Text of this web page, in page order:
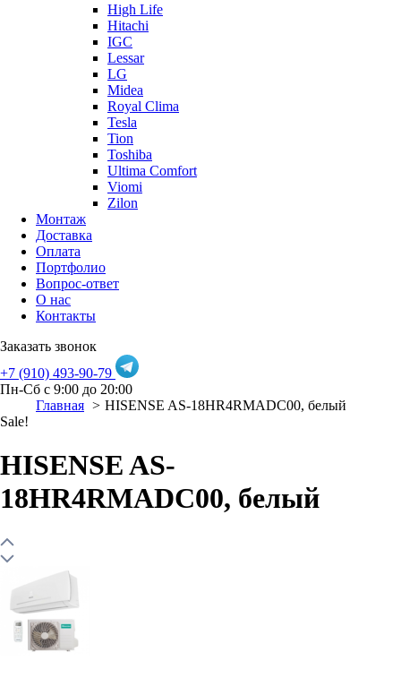
High Life
Hitachi
IGC
Lessar
LG
Midea
Royal Clima
Tesla
Tion
Toshiba
Ultima Comfort
Viomi
Zilon
Монтаж
Доставка
Оплата
Портфолио
Вопрос-ответ
О нас
Контакты
Заказать звонок
+7 (910) 493-90-79
Пн-Сб с 9:00 до 20:00
Главная
HISENSE AS-18HR4RMADC00, белый
Sale!
HISENSE AS-
18HR4RMADC00, белый